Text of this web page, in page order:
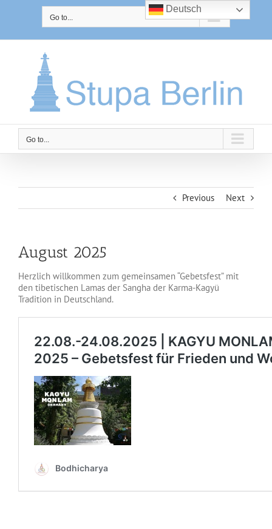
Go to...
Go to...
Previous Next
August 2025
Herzlich willkommen zum gemeinsamen “Gebetsfest” mit
den tibetischen Lamas der Sangha der Karma-Kagyü
Tradition in Deutschland.
Deutsch